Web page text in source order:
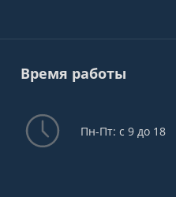
Время работы
Пн-Пт: с 9 до 18